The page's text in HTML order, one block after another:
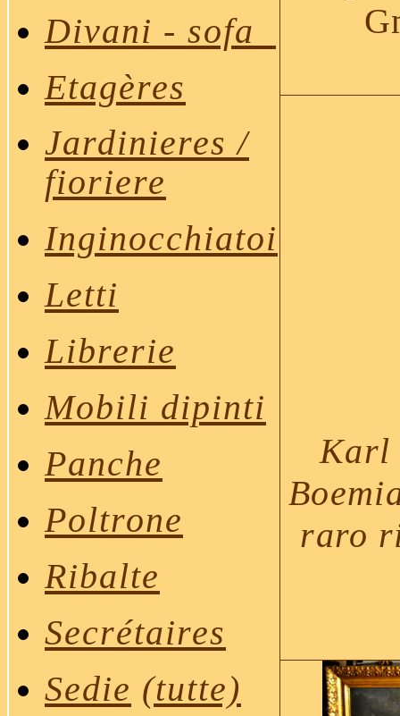
Divani - sofa
Etagères
Jardinieres /
fioriere
Inginocchiatoi
Letti
Librerie
Mobili dipinti
Panche
Poltrone
Ribalte
Secrétaires
Sedie (tutte)
Karl
raro